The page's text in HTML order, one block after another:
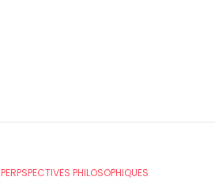
PERPSPECTIVES PHILOSOPHIQUES